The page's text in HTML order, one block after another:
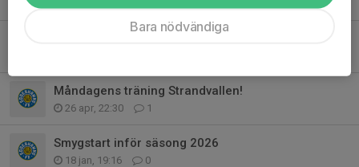
Information kring kommande träningar!
Måndagens träning Strandvallen!
26 apr, 22:30 1
Smygstart inför säsong 2026
18 jan, 19:16 0
Bara nödvändiga